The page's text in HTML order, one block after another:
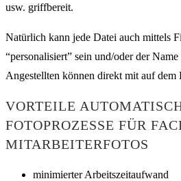
usw. griffbereit.
Natürlich kann jede Datei auch mittels
“personalisiert” sein und/oder der
Angestellten können direkt mit auf dem
VORTEILE
FOTOPROZESSE FÜR
ITARBEITERFOTOS
minimierter Arbeitszeitaufwand